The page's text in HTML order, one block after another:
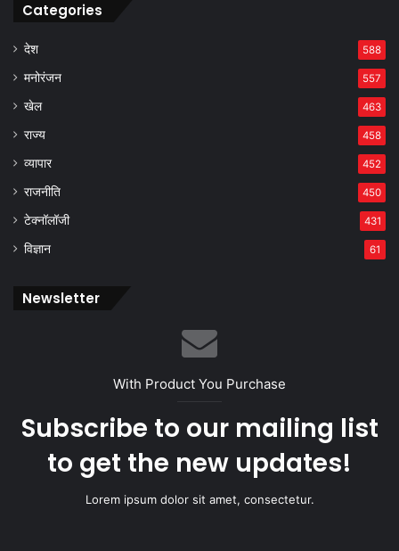
Categories
देश 588
मनोरंजन 557
खेल 463
राज्य 458
व्यापार 452
राजनीति 450
टेक्नॉलॉजी 431
विज्ञान 61
Newsletter
With Product You Purchase
Subscribe to our mailing list
to get the new updates!
Lorem ipsum dolor sit amet, consectetur.